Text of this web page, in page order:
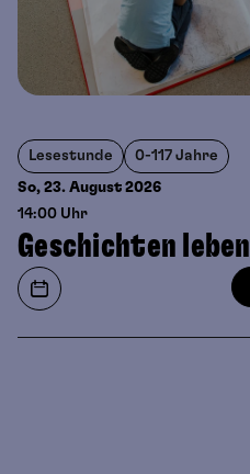
Lesestunde 0-117 Jahre
So, 23. August 2026
14:00 Uhr
Geschichten leben